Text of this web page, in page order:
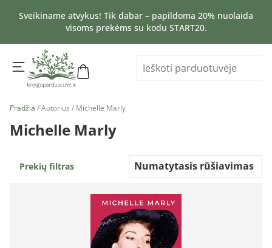
Sveikiname atvykus! Tik dabar – papildoma 20% nuolaida
visoms prekėms su kodu START20.
Pradžia / Autorius / Michelle Marly
Michelle Marly
Prekių filtras